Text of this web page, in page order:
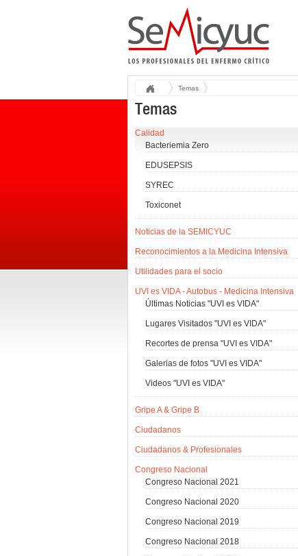
Temas
Temas
Calidad
Bacteriemia Zero
EDUSEPSIS
SYREC
Toxiconet
Noticias de la SEMICYUC
Reconocimientos a la Medicina Intensiva
Utilidades para el socio
UVI es VIDA - Autobus - Medicina Intensiva
Últimas Noticias "UVI es VIDA"
Lugares Visitados "UVI es VIDA"
Recortes de prensa "UVI es VIDA"
Galerias de fotos "UVI es VIDA"
Videos "UVI es VIDA"
Gripe A & Gripe B
Ciudadanos
Ciudadanos & Profesionales
Congreso Nacional
Congreso Nacional 2021
Congreso Nacional 2020
Congreso Nacional 2019
Congreso Nacional 2018